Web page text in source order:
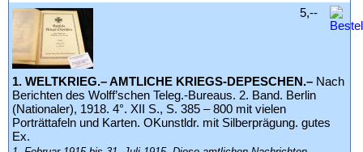
1. WELTKRIEG.– AMTLICHE KRIEGS-DEPESCHEN.– Nach
Berichten des Wolff’schen Teleg.-Bureaus. 2. Band. Berlin
(Nationaler), 1918. 4°. XII S., S. 385 – 800 mit vielen
Porträttafeln und Karten. OKunstldr. mit Silberprägung. gutes
Ex.
5,--